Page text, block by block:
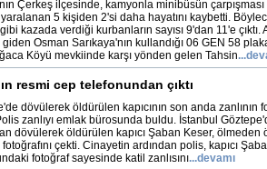
Çerkeş ilçesinde, kamyonla minibüsün
5 kişiden 2'si daha hayatını kaybetti.
kazada verdiği kurbanların sayısı 9'dan 11'e
Osman Sarıkaya'nın kullandığı 06 GEN 58
Köyü mevkiinde karşı yönden gelen Tahsin
resmi cep telefonundan çıktı
dövülerek öldürülen kapıcının son anda zanlının
zanlıyı emlak bürosunda buldu. İstanbul
dövülerek öldürülen kapıcı Şaban Keser,
çekti. Cinayetin ardından polis, kapıcı
fotoğraf sayesinde katil zanlısını...devamı